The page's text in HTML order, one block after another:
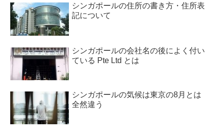
シンガポールの住所の書き方・住所表
記について
シンガポールの会社名の後によく付い
ている Pte Ltd とは
シンガポールの気候は東京の8月とは
全然違う